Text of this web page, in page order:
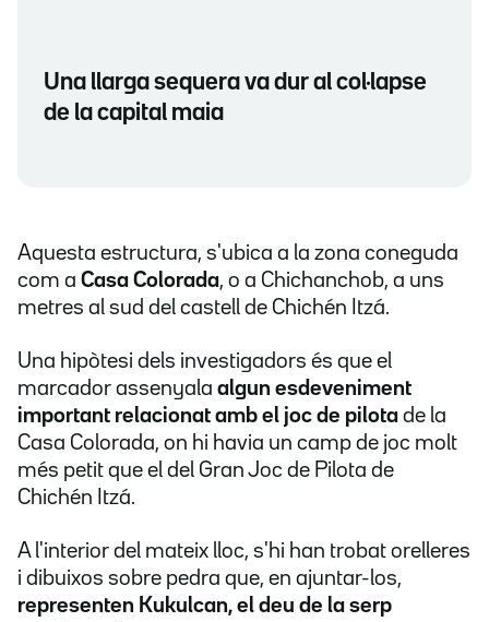
Una llarga sequera va dur al col·lapse
de la capital maia
Aquesta estructura, s'ubica a la zona coneguda
com a Casa Colorada, o a Chichanchob, a uns
metres al sud del castell de Chichén Itzá.
Una hipòtesi dels investigadors és que el
marcador assenyala algun esdeveniment
important relacionat amb el joc de pilota de la
Casa Colorada, on hi havia un camp de joc molt
més petit que el del Gran Joc de Pilota de
Chichén Itzá.
A l'interior del mateix lloc, s'hi han trobat orelleres
i dibuixos sobre pedra que, en ajuntar-los,
representen Kukulcan, el deu de la serp